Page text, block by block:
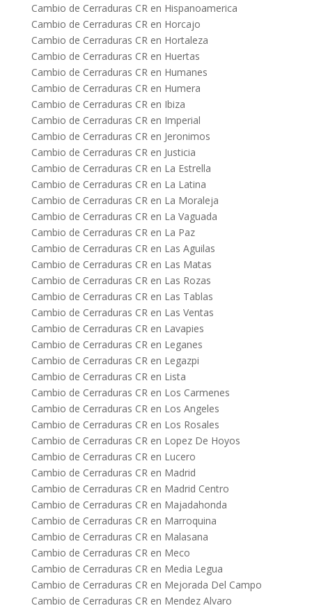
Cambio de Cerraduras CR en Hispanoamerica
Cambio de Cerraduras CR en Horcajo
Cambio de Cerraduras CR en Hortaleza
Cambio de Cerraduras CR en Huertas
Cambio de Cerraduras CR en Humanes
Cambio de Cerraduras CR en Humera
Cambio de Cerraduras CR en Ibiza
Cambio de Cerraduras CR en Imperial
Cambio de Cerraduras CR en Jeronimos
Cambio de Cerraduras CR en Justicia
Cambio de Cerraduras CR en La Estrella
Cambio de Cerraduras CR en La Latina
Cambio de Cerraduras CR en La Moraleja
Cambio de Cerraduras CR en La Vaguada
Cambio de Cerraduras CR en La Paz
Cambio de Cerraduras CR en Las Aguilas
Cambio de Cerraduras CR en Las Matas
Cambio de Cerraduras CR en Las Rozas
Cambio de Cerraduras CR en Las Tablas
Cambio de Cerraduras CR en Las Ventas
Cambio de Cerraduras CR en Lavapies
Cambio de Cerraduras CR en Leganes
Cambio de Cerraduras CR en Legazpi
Cambio de Cerraduras CR en Lista
Cambio de Cerraduras CR en Los Carmenes
Cambio de Cerraduras CR en Los Angeles
Cambio de Cerraduras CR en Los Rosales
Cambio de Cerraduras CR en Lopez De Hoyos
Cambio de Cerraduras CR en Lucero
Cambio de Cerraduras CR en Madrid
Cambio de Cerraduras CR en Madrid Centro
Cambio de Cerraduras CR en Majadahonda
Cambio de Cerraduras CR en Marroquina
Cambio de Cerraduras CR en Malasana
Cambio de Cerraduras CR en Meco
Cambio de Cerraduras CR en Media Legua
Cambio de Cerraduras CR en Mejorada Del Campo
Cambio de Cerraduras CR en Mendez Alvaro